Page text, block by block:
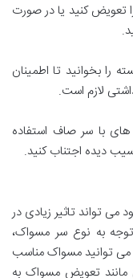
مسواک را تعویض کنید یا در صورت
را بخوانید تا اطمینان
لازم است.
با سر صاف استفاده
دیده اجتناب کنید.
تواند تاثیر زیادی در
به نوع سر مسواک،
توانید مسواک مناسب
مانند تعویض مسواک به